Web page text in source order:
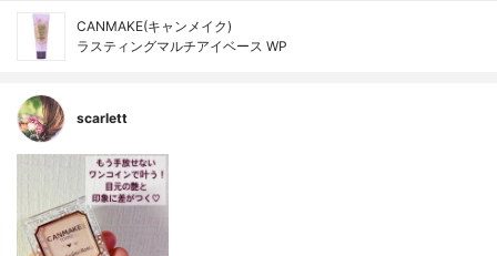
CANMAKE(キャンメイク)
ラスティングマルチアイベース WP
scarlett